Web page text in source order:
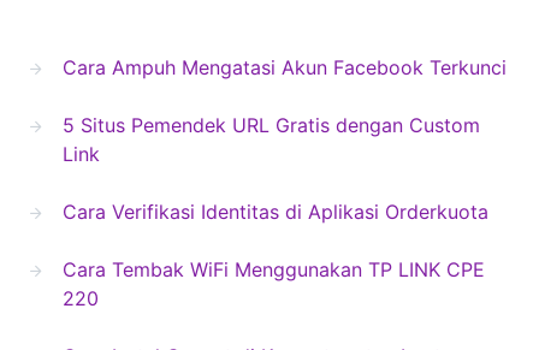
Cara Ampuh Mengatasi Akun Facebook Terkunci
5 Situs Pemendek URL Gratis dengan Custom
Link
Cara Verifikasi Identitas di Aplikasi Orderkuota
Cara Tembak WiFi Menggunakan TP LINK CPE
220